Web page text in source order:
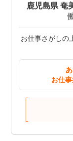
鹿児島県 奄
お仕事さがしの
お仕